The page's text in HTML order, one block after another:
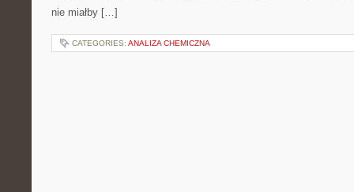
nie miałby […]
CATEGORIES: ANALIZA CHEMICZNA